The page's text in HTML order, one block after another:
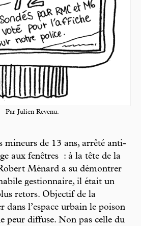
Par Julien Revenu.
mineurs de 13 ans, arrêté anti-
aux fenêtres : à la tête de la
Ménard a su démontrer
gestionnaire, il était un
retors. Objectif de la
l’espace urbain le poison
peur diffuse. Non pas celle du